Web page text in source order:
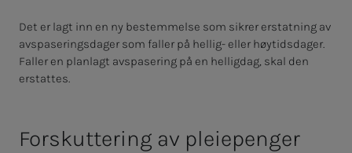
Det er lagt inn en ny bestemmelse som sikrer erstatning av
avspaseringsdager som faller på hellig- eller høytidsdager.
Faller en planlagt avspasering på en helligdag, skal den
erstattes.
Forskuttering av pleiepenger